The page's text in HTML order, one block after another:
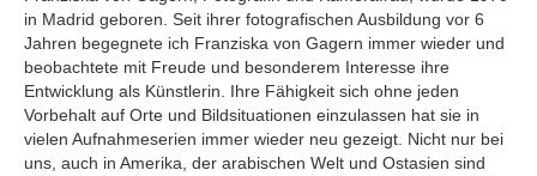
in Madrid geboren. Seit ihrer fotografischen Ausbildung vor 6
Jahren begegnete ich Franziska von Gagern immer wieder und
beobachtete mit Freude und besonderem Interesse ihre
Entwicklung als Künstlerin. Ihre Fähigkeit sich ohne jeden
Vorbehalt auf Orte und Bildsituationen einzulassen hat sie in
vielen Aufnahmeserien immer wieder neu gezeigt. Nicht nur bei
uns, auch in Amerika, der arabischen Welt und Ostasien sind